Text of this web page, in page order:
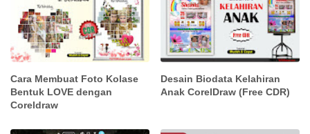
Cara Membuat Foto Kolase
Bentuk LOVE dengan
Coreldraw
Desain Biodata Kelahiran
Anak CorelDraw (Free CDR)